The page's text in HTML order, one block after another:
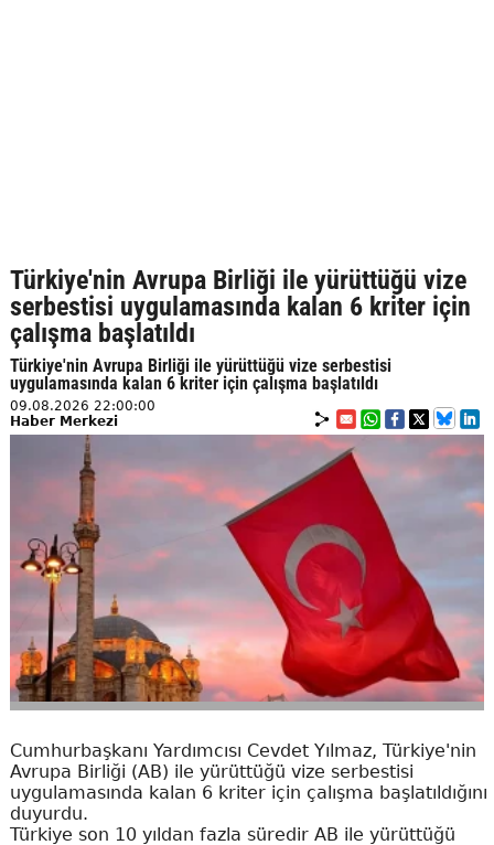
Türkiye'nin Avrupa Birliği ile yürüttüğü vize
serbestisi uygulamasında kalan 6 kriter için
çalışma başlatıldı
Türkiye'nin Avrupa Birliği ile yürüttüğü vize serbestisi
uygulamasında kalan 6 kriter için çalışma başlatıldı
09.08.2026 22:00:00
Haber Merkezi
Cumhurbaşkanı Yardımcısı Cevdet Yılmaz, Türkiye'nin
Avrupa Birliği (AB) ile yürüttüğü vize serbestisi
uygulamasında kalan 6 kriter için çalışma başlatıldığını
duyurdu.
Türkiye son 10 yıldan fazla süredir AB ile yürüttüğü